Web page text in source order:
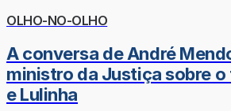
OLHO-NO-OLHO
A conversa de André
ministro da Justiça sobre o
e Lulinha